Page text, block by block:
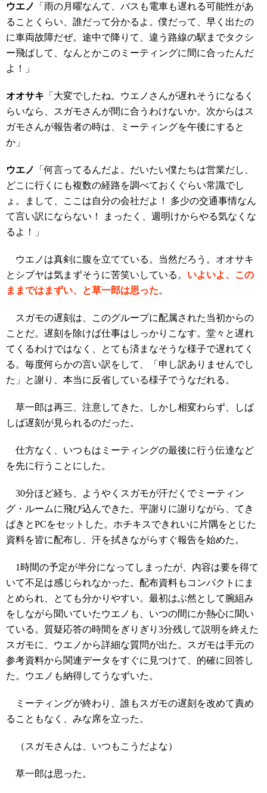
ウエノ
「雨の月曜なんて、バスも電車も遅れる可能性があ
ることくらい、誰だって分かるよ。僕だって、早く出たの
に車両故障だぜ。途中で降りて、違う路線の駅までタクシ
ー飛ばして、なんとかこのミーティングに間に合ったんだ
よ！」
オオサキ 「大変でしたね。ウエノさんが遅れそうになるく
らいなら、スガモさんが間に合うわけないか。次からはス
ガモさんが報告者の時は、ミーティングを午後にすると
か」
ウエノ
「何言ってるんだよ。だいたい僕たちは営業だし、
どこに行くにも複数の経路を調べておくぐらい常識でし
ょ。まして、ここは自分の会社だよ！ 多少の交通事情なん
て言い訳にならない！ まったく、週明けからやる気なくな
るよ！」
ウエノは真剣に腹を立てている。当然だろう。オオサキ
とシブヤは気まずそうに苦笑いしている。 いよいよ、この
ままではまずい、と草一郎は思った。
スガモの遅刻は、このグループに配属された当初からの
ことだ。遅刻を除けば仕事はしっかりこなす。堂々と遅れ
てくるわけではなく、とても済まなそうな様子で遅れてく
る。毎度何らかの言い訳をして、「申し訳ありませんでし
た」と謝り、本当に反省している様子でうなだれる。
草一郎は再三、注意してきた。しかし相変わらず、しば
しば遅刻が見られるのだった。
仕方なく、いつもはミーティングの最後に行う伝達など
を先に行うことにした。
30分ほど経ち、ようやくスガモが汗だくでミーティン
グ・ルームに飛び込んできた。平謝りに謝りながら、てき
ぱきとPCをセットした。ホチキスできれいに片隅をとじた
資料を皆に配布し、汗を拭きながらすぐ報告を始めた。
1時間の予定が半分になってしまったが、内容は要を得て
いて不足は感じられなかった。配布資料もコンパクトにま
とめられ、とても分かりやすい。最初はぶ然として腕組み
をしながら聞いていたウエノも、いつの間にか熱心に聞い
ている。質疑応答の時間をぎりぎり3分残して説明を終えた
スガモに、ウエノから詳細な質問が出た。スガモは手元の
参考資料から関連データをすぐに見つけて、的確に回答し
た。ウエノも納得してうなずいた。
ミーティングが終わり、誰もスガモの遅刻を改めて責め
ることもなく、みな席を立った。
（スガモさんは、いつもこうだよな）
草一郎は思った。